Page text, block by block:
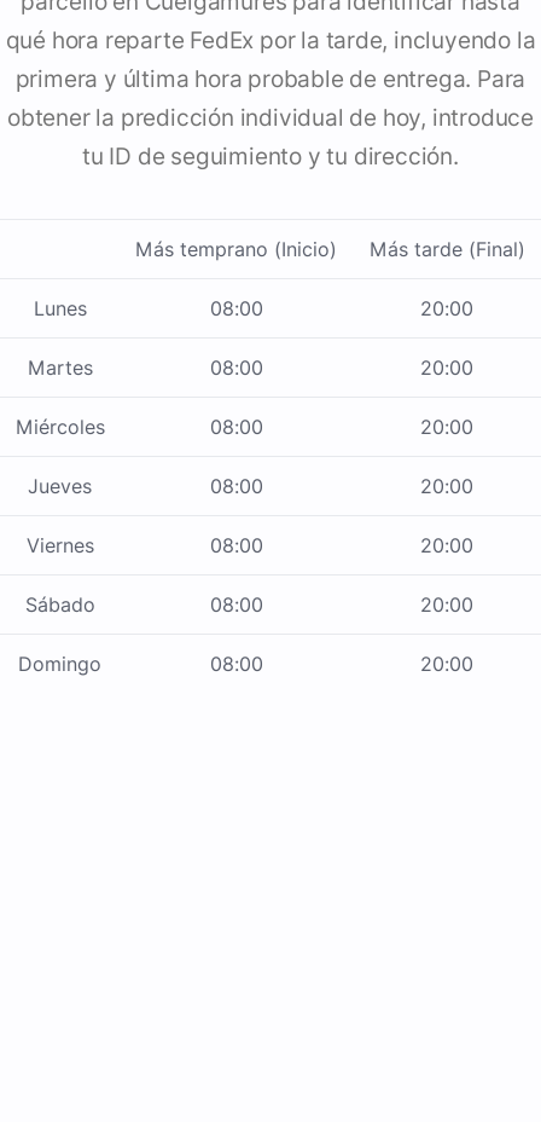
qué hora reparte FedEx por la tarde, incluyendo la
primera y última hora probable de entrega. Para
obtener la predicción individual de hoy, introduce
tu ID de seguimiento y tu dirección.
Más temprano (Inicio) Más tarde (Final)
Lunes 08:00 20:00
Martes 08:00 20:00
Miércoles 08:00 20:00
Jueves 08:00 20:00
Viernes 08:00 20:00
Sábado 08:00 20:00
Domingo 08:00 20:00